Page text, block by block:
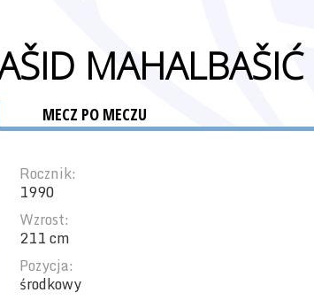
MAHALBAŠIĆ
MECZ PO MECZU
Rocznik:
1990
Wzrost:
211 cm
Pozycja:
środkowy